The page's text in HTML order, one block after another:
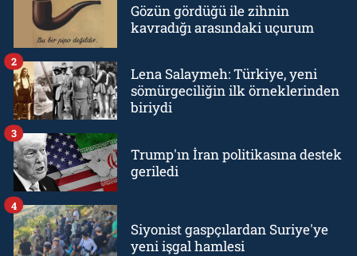
Gözün gördüğü ile zihnin
kavradığı arasındaki uçurum
Lena Salaymeh: Türkiye, yeni
sömürgeciliğin ilk örneklerinden
biriydi
2
Trump'ın İran politikasına destek
geriledi
3
Siyonist gaspçılardan Suriye'ye
yeni işgal hamlesi
4